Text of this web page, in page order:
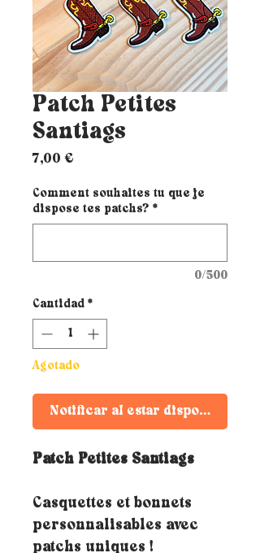
Patch Petites
Santiags
7,00 €
Comment souhaites tu que je
dispose tes patchs? *
0/500
Cantidad *
Agotado
Notificar al estar disponible
Patch Petites Santiags
Casquettes et bonnets
personnalisables avec
patchs uniques !